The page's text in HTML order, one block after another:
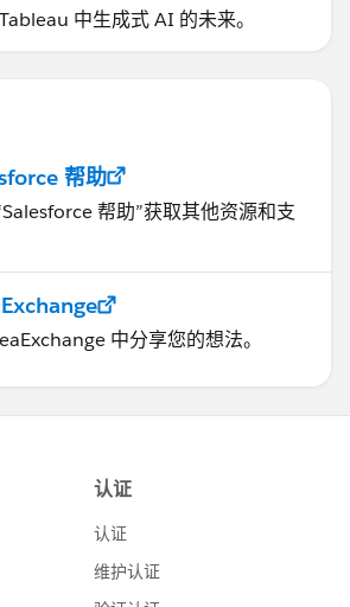
中生成式 AI 的未来。
帮助
帮助”获取其他资源和支
中分享您的想法。